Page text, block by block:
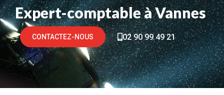
Expert-comptable à Vannes
CONTACTEZ-NOUS 02 90 99 49 21